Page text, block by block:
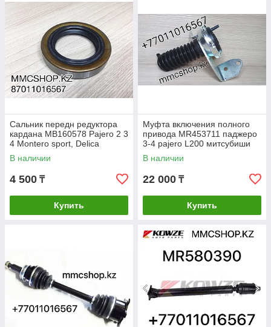
Сальник передн редуктора
кардана MB160578 Pajero 2 3
4 Montero sport, Delica
Паджеро , Монтеро спорт,
Делика
В наличии
4 500 ₸
Купить
Муфта включения полного
привода MR453711 паджеро
3-4 pajero L200 митсубиши
митсубиси mitsubishi
запчасти
В наличии
22 000 ₸
Купить